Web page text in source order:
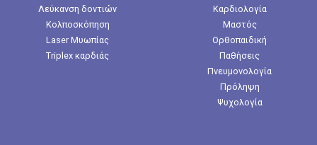
Λεύκανση δοντιών
Κολποσκόπηση
Laser Μυωπίας
Triplex καρδιάς
Καρδιολογία
Μαστός
Ορθοπαιδική
Παθήσεις
Πνευμονολογία
Πρόληψη
Ψυχολογία